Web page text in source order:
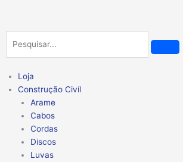
conteúdo
Loja
Construção Civíl
Arame
Cabos
Cordas
Discos
Luvas